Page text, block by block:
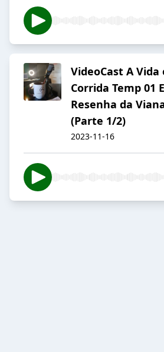
VideoCast A Vida
Corrida Temp 01
Resenha da
(Parte 1/2)
2023-11-16